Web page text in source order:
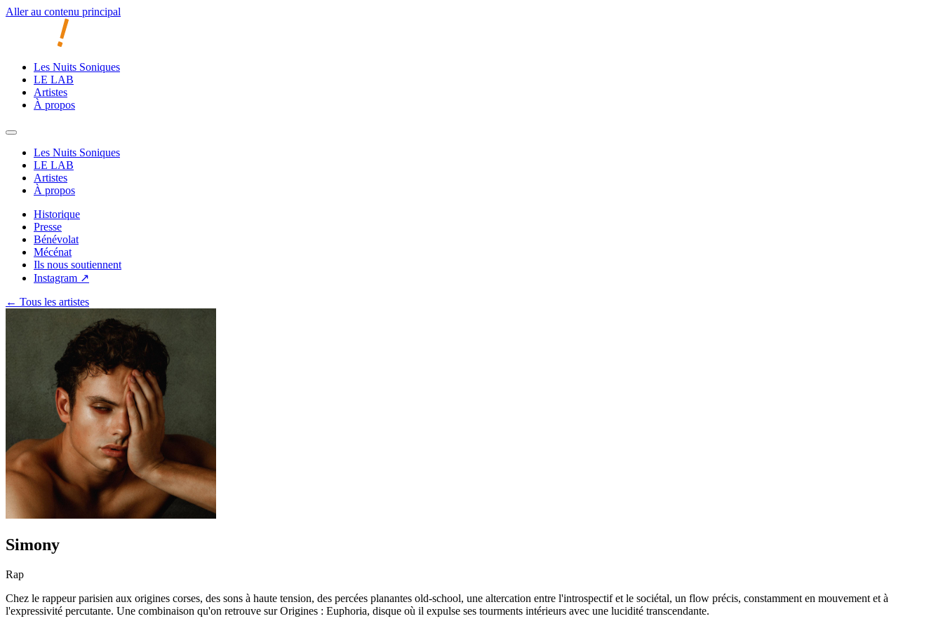
Aller au contenu principal
Les Nuits Soniques
LE LAB
Artistes
À propos
Les Nuits Soniques
LE LAB
Artistes
À propos
Historique
Presse
Bénévolat
Mécénat
Ils nous soutiennent
Instagram ↗
← Tous les artistes
Simony
Rap
Chez le rappeur parisien aux origines corses, des sons à haute tension, des percées planantes old-school, une altercation entre l'introspectif et le sociétal, un flow précis, constamment en mouvement et à
l'expressivité percutante. Une combinaison qu'on retrouve sur Origines : Euphoria, disque où il expulse ses tourments intérieurs avec une lucidité transcendante.